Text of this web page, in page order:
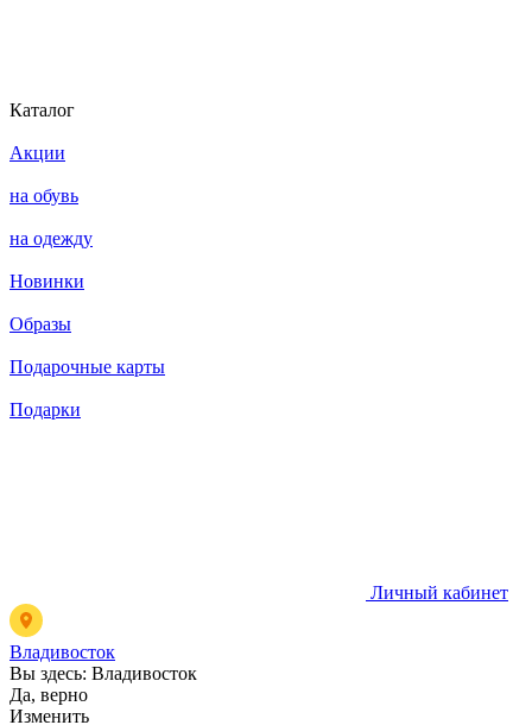
Каталог
Акции
на обувь
на одежду
Новинки
Образы
Подарочные карты
Подарки
Личный кабинет
Владивосток
Вы здесь: Владивосток
Да, верно
Изменить